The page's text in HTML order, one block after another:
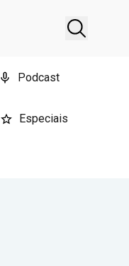
Podcast
Especiais